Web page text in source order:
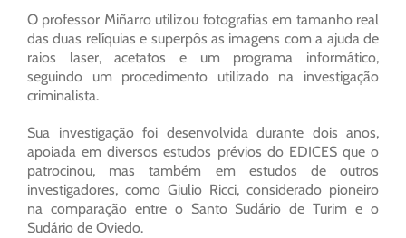
O professor Miñarro utilizou fotografias em tamanho real
das duas relíquias e superpôs as imagens com a ajuda de
raios laser, acetatos e um programa informático,
seguindo um procedimento utilizado na investigação
criminalista.
Sua investigação foi desenvolvida durante dois anos,
apoiada em diversos estudos prévios do EDICES que o
patrocinou, mas também em estudos de outros
investigadores, como Giulio Ricci, considerado pioneiro
na comparação entre o Santo Sudário de Turim e o
Sudário de Oviedo.